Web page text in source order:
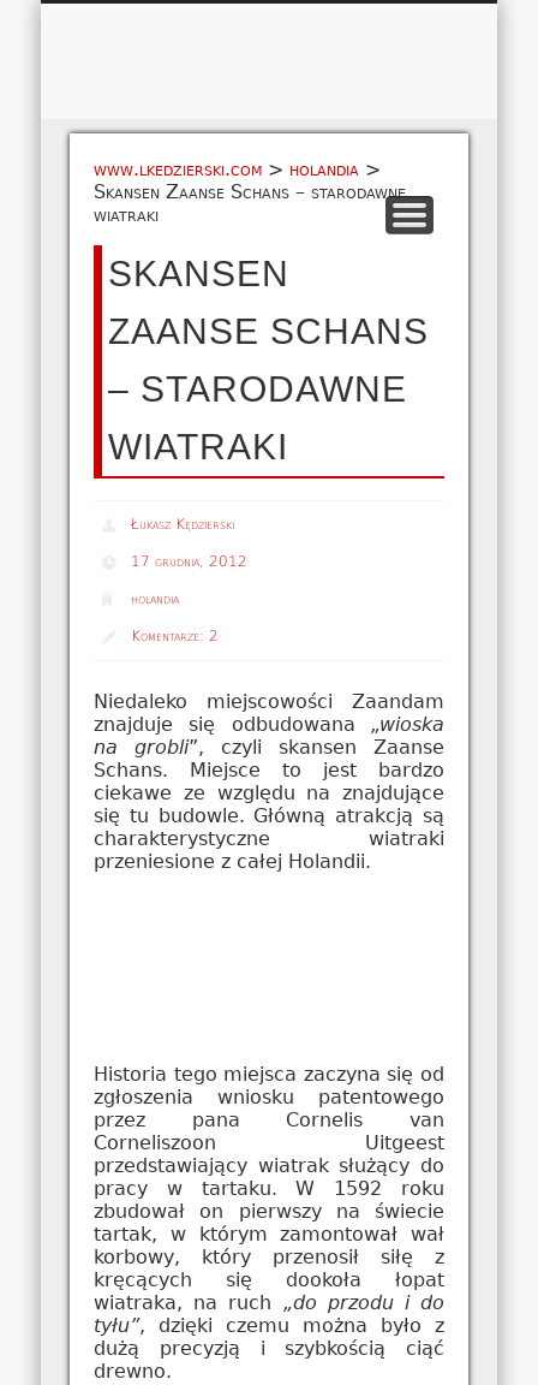
O NAS
EUROPA A-M
EUROPA N-Z
AZJA
AFRYKA
AMERYKA
OCEANIA
MAPA
WSPÓŁPRACA
KONTAKT
www.lkedzierski.com > holandia >
Skansen Zaanse Schans – starodawne
wiatraki
SKANSEN
ZAANSE SCHANS
– STARODAWNE
WIATRAKI
Łukasz Kędzierski
17 grudnia, 2012
holandia
Komentarze:2
Niedaleko miejscowości Zaandam
znajduje się odbudowana „wioska
na grobli”, czyli skansen Zaanse
Schans. Miejsce to jest bardzo
ciekawe ze względu na znajdujące
się tu budowle. Główną atrakcją są
charakterystyczne wiatraki
przeniesione z całej Holandii.
Historia tego miejsca zaczyna się od
zgłoszenia wniosku patentowego
przez pana Cornelis van
Corneliszoon Uitgeest
przedstawiający wiatrak służący do
pracy w tartaku. W 1592 roku
zbudował on pierwszy na świecie
tartak, w którym zamontował wał
korbowy, który przenosił siłę z
kręcących się dookoła łopat
wiatraka, na ruch „do przodu i do
tyłu”, dzięki czemu można było z
dużą precyzją i szybkością ciąć
drewno.